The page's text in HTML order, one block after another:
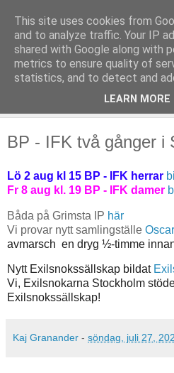
BP - IFK två gånger i
Lö 2 aug kl 15 BP - IFK herrar
Fr 8 aug kl. 19 BP - IFK damer
Båda på Grimsta IP här
Vi provar nytt samlingställe
avmarsch en dryg ½-timme
Nytt Exilsnokssällskap bildat
Vi, Exilsnokarna Stockholm
Exilsnokssällskap!
Kaj Granander - söndag, juli 27,
This site uses cookies from
and to analyze traffic. Your IP
shared with Google along with
metrics to ensure quality of
statistics, and to detect and
LEARN MORE